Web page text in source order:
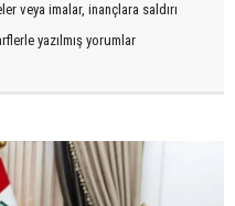
veya imalar, inançlara saldırı
yazılmış yorumlar